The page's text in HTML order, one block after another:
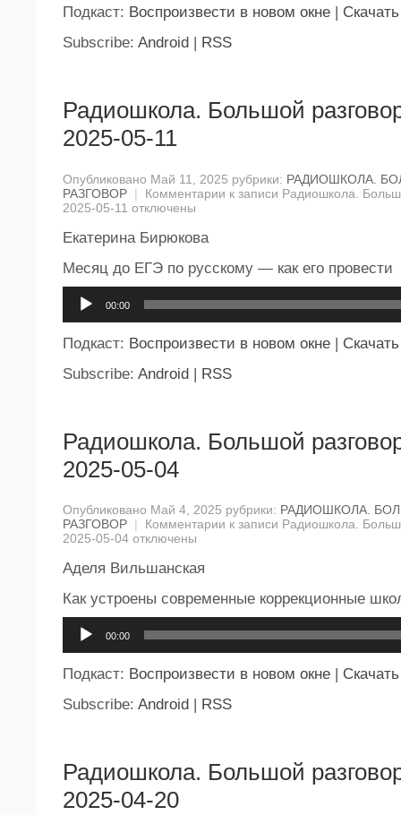
Подкаст: Воспроизвести в новом окне
Скачать
Subscribe: Android RSS
Радиошкола. Большой
2025-05-11
Опубликовано Май 11, 2025 рубрики: РАДИОШКОЛА.
РАЗГОВОР | Комментарии к записи Радиошкола.
2025-05-11 отключены
Екатерина Бирюкова
Месяц до ЕГЭ по русскому — как его провести
00:00
Подкаст: Воспроизвести в новом окне | Скачать
Subscribe: Android | RSS
Радиошкола. Большой
2025-05-04
Опубликовано Май 4, 2025 рубрики: РАДИОШКОЛА.
РАЗГОВОР | Комментарии к записи Радиошкола.
2025-05-04 отключены
Аделя Вильшанская
Как устроены современные коррекционные
00:00
Подкаст: Воспроизвести в новом окне
Скачать
Subscribe: Android RSS
Радиошкола. Большой
2025-04-20